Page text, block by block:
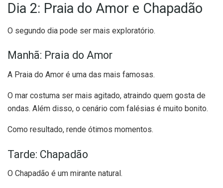
Dia 2: Praia do Amor e Chapadão
O segundo dia pode ser mais exploratório.
Manhã: Praia do Amor
A Praia do Amor é uma das mais famosas.
O mar costuma ser mais agitado, atraindo quem gosta de
ondas. Além disso, o cenário com falésias é muito bonito.
Como resultado, rende ótimos momentos.
Tarde: Chapadão
O Chapadão é um mirante natural.